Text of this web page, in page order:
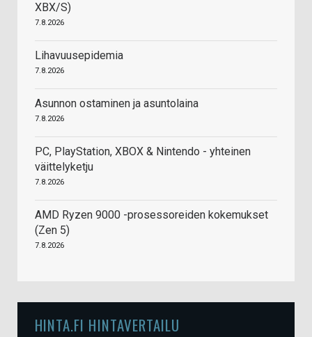
XBX/S)
7.8.2026
Lihavuusepidemia
7.8.2026
Asunnon ostaminen ja asuntolaina
7.8.2026
PC, PlayStation, XBOX & Nintendo - yhteinen
väittelyketju
7.8.2026
AMD Ryzen 9000 -prosessoreiden kokemukset
(Zen 5)
7.8.2026
HINTA.FI HINTAVERTAILU